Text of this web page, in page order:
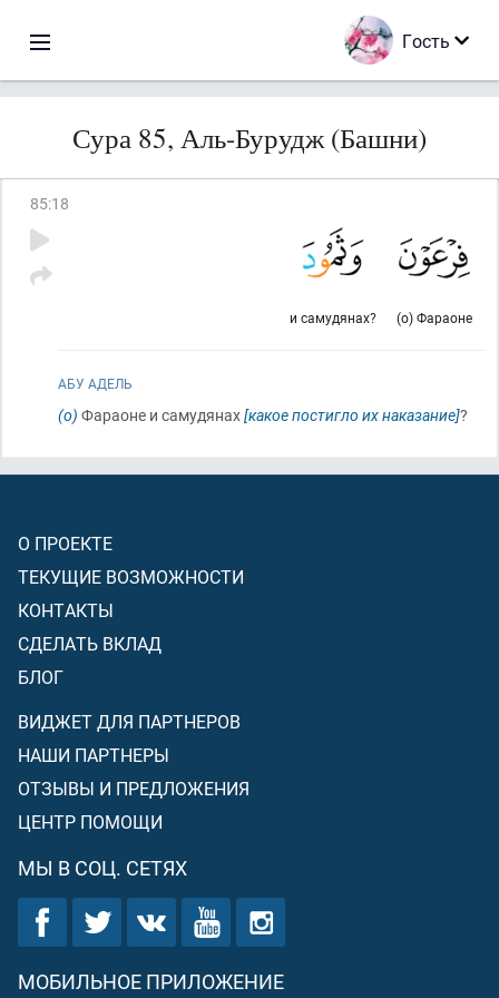
Гость
Сура 85, Аль-Бурудж (Башни)
85:18
(о) Фараоне
и самудянах?
АБУ АДЕЛЬ
(о) Фараоне и самудянах[какое постигло их наказание]?
О ПРОЕКТЕ
ТЕКУЩИЕ ВОЗМОЖНОСТИ
КОНТАКТЫ
СДЕЛАТЬ ВКЛАД
БЛОГ
ВИДЖЕТ ДЛЯ ПАРТНЕРОВ
НАШИ ПАРТНЕРЫ
ОТЗЫВЫ И ПРЕДЛОЖЕНИЯ
ЦЕНТР ПОМОЩИ
МЫ В СОЦ. СЕТЯХ
МОБИЛЬНОЕ ПРИЛОЖЕНИЕ